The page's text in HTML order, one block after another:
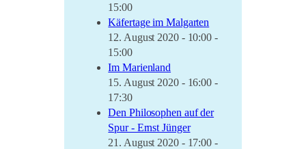
15:00
Käfertage im Malgarten
12. August 2020 - 10:00 -
15:00
Im Marienland
15. August 2020 - 16:00 -
17:30
Den Philosophen auf der
Spur - Ernst Jünger
21. August 2020 - 17:00 -